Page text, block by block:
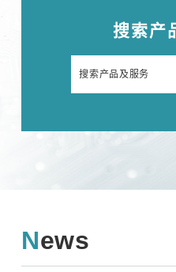
搜索产
News